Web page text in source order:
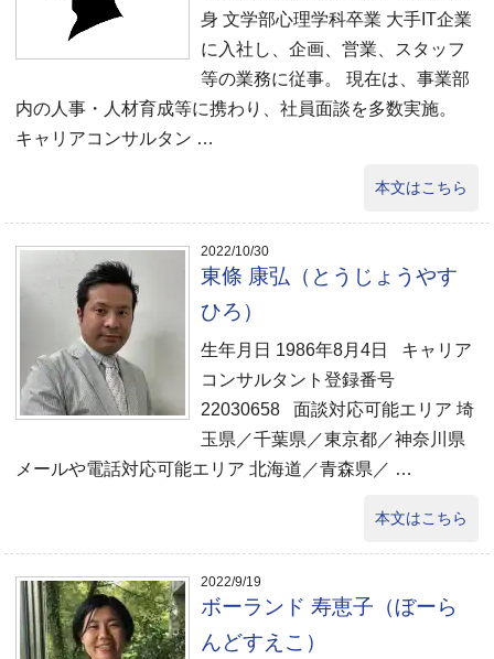
身 文学部心理学科卒業 大手IT企業
に入社し、企画、営業、スタッフ
等の業務に従事。 現在は、事業部
内の人事・人材育成等に携わり、社員面談を多数実施。
キャリアコンサルタン …
本文はこちら
2022/10/30
東條 康弘（とうじょうやす
ひろ）
生年月日 1986年8月4日 キャリア
コンサルタント登録番号
22030658 面談対応可能エリア 埼
玉県／千葉県／東京都／神奈川県
メールや電話対応可能エリア 北海道／青森県／ …
本文はこちら
2022/9/19
ボーランド 寿恵子（ぼーら
んどすえこ）